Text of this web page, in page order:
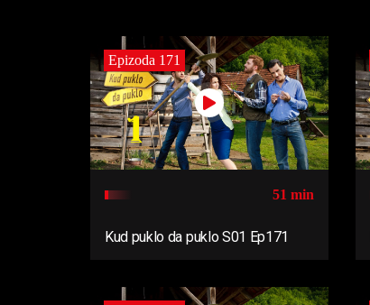
Epizoda 171
51 min
Kud puklo da puklo S01 Ep171